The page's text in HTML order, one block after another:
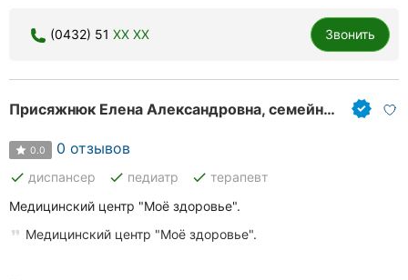
(0432) 51 XX XX Звонить
Присяжнюк Елена Александровна, семейный врач
0.0 0 отзывов
done диспансер done педиатр done терапевт
Медицинский центр "Моё здоровье".
Медицинский центр "Моё здоровье".